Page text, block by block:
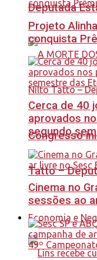
Deputada
Congresso
Tatto –
Economia e
Projeto
conquista
Cerca de 40
aprovados
segundo
Cinema no
sessões ao